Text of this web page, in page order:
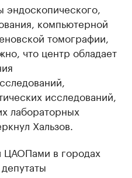
компьютерной
томографии,
что центр обладает
исследований,
лабораторных
Хальзов.
ЦАОПами в городах
депутаты